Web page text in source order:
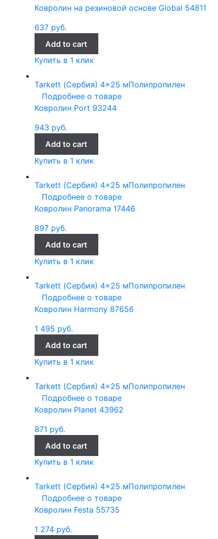
Ковролин на резиновой основе Global 54811
637 руб.
Add to cart
Купить в 1 клик
Tarkett (Сербия) 4x25 мПолипропилен
Подробнее о товаре
Ковролин Port 93244
943 руб.
Add to cart
Купить в 1 клик
Tarkett (Сербия) 4x25 мПолипропилен
Подробнее о товаре
Ковролин Panorama 17446
897 руб.
Add to cart
Купить в 1 клик
Tarkett (Сербия) 4x25 мПолипропилен
Подробнее о товаре
Ковролин Harmony 87656
1 495 руб.
Add to cart
Купить в 1 клик
Tarkett (Сербия) 4x25 мПолипропилен
Подробнее о товаре
Ковролин Planet 43962
871 руб.
Add to cart
Купить в 1 клик
Tarkett (Сербия) 4x25 мПолипропилен
Подробнее о товаре
Ковролин Festa 55735
1 274 руб.